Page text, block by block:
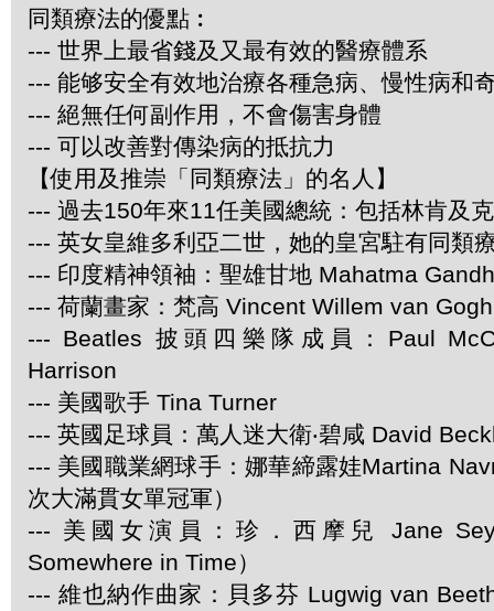
同類療法的優點︰
--- 世界上最省錢及又最有效的醫療體系
--- 能够安全有效地治療各種急病、慢性病和
--- 絕無任何副作用，不會傷害身體
--- 可以改善對傳染病的抵抗力
【使用及推崇「同類療法」的名人】
--- 過去150年來11任美國總統：包括林肯及
--- 英女皇維多利亞二世，她的皇宮駐有同類
--- 印度精神領袖：聖雄甘地 Mahatma
--- 荷蘭畫家：梵高 Vincent Willem van Gogh
--- Beatles 披頭四樂隊成員：Paul
Harrison
--- 美國歌手 Tina Turner
--- 英國足球員：萬人迷大衛‧碧咸 David
--- 美國職業網球手：娜華締露娃Martina
次大滿貫女單冠軍）
--- 美國女演員：珍．西摩兒 Jane
Somewhere in Time）
--- 維也納作曲家：貝多芬 Lugwig van